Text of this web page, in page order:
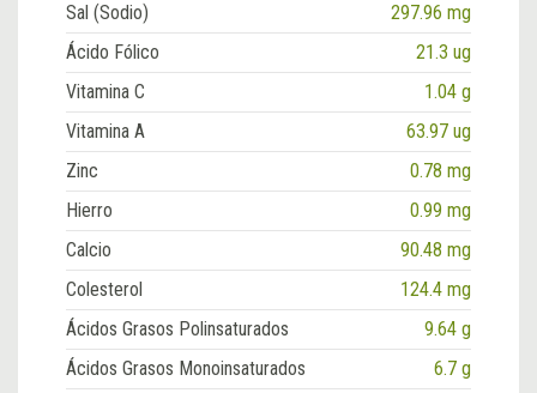
Sal (Sodio)
297.96 mg
Ácido Fólico
21.3 ug
Vitamina C
1.04 g
Vitamina A
63.97 ug
Zinc
0.78 mg
Hierro
0.99 mg
Calcio
90.48 mg
Colesterol
124.4 mg
Ácidos Grasos Polinsaturados
9.64 g
Ácidos Grasos Monoinsaturados
6.7 g